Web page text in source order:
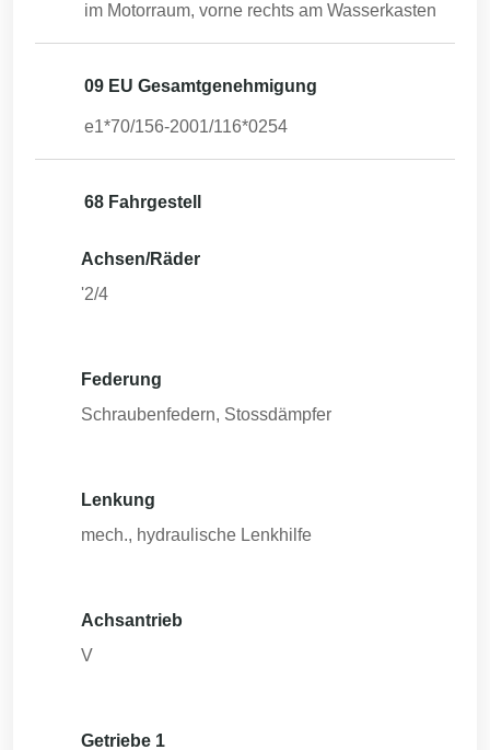
im Motorraum, vorne rechts am Wasserkasten
09 EU Gesamtgenehmigung
e1*70/156-2001/116*0254
68 Fahrgestell
Achsen/Räder
'2/4
Federung
Schraubenfedern, Stossdämpfer
Lenkung
mech., hydraulische Lenkhilfe
Achsantrieb
V
Getriebe 1